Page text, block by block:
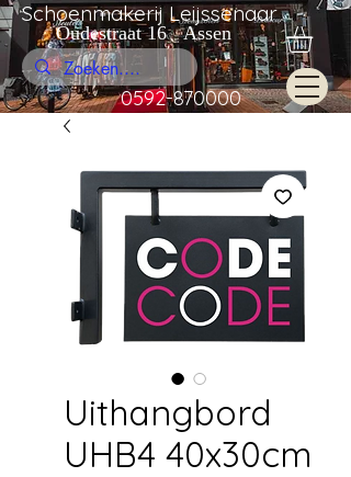
Schoenmakerij Leijssenaar
Oudestraat 16 Assen
0592-870000
Uithangbord
UHB4 40x30cm